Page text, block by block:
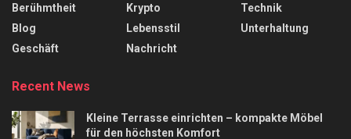
Berühmtheit
Blog
Geschäft
Krypto
Lebensstil
Nachricht
Technik
Unterhaltung
Recent News
Kleine Terrasse einrichten – kompakte Möbel
für den höchsten Komfort